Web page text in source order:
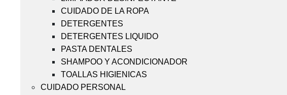
CUIDADO DE LA ROPA
DETERGENTES
DETERGENTES LIQUIDO
PASTA DENTALES
SHAMPOO Y ACONDICIONADOR
TOALLAS HIGIENICAS
CUIDADO PERSONAL